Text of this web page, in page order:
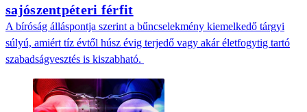
sajószentpéteri férfit
A bíróság álláspontja szerint a bűncselekmény kiemelkedő tárgyi
súlyú, amiért tíz évtől húsz évig terjedő vagy akár életfogytig tartó
szabadságvesztés is kiszabható.